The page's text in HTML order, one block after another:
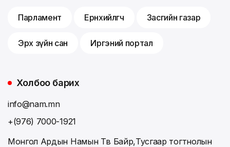
Парламент Ерөнхийлөгч Засгийн газар
Эрх зүйн сан Иргэний портал
Холбоо барих
info@nam.mn
+(976) 7000-1921
Монгол Ардын Намын Төв Байр,Тусгаар тогтнолын